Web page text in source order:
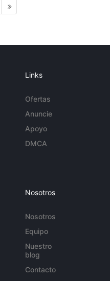
Links
Ofertas
Anuncie
Apoyo
DMCA
Nosotros
Nosotros
Equipo
Nuestro
blog
Contacto